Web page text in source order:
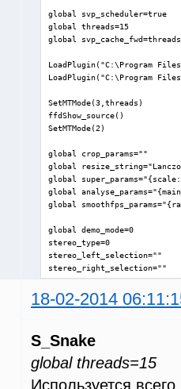
global svp_scheduler=true
global threads=15
global
LoadPlugin("C:\Program
LoadPlugin("C:\Program
SetMTMode(3,threads)
ffdShow_source()
SetMTMode(2)
global crop_params=""
global
global
global
global
global demo_mode=0
stereo_type=0
stereo_left_selection=""
stereo_right_selection=""
########## BEGIN OF
# This file is a part of
function interpolate(clip
{
input = crop_params==""
18-02-2014
S_Snake
global threads=15
Используется